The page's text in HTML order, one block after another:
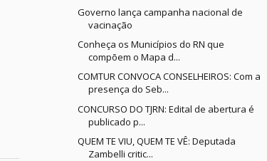
Governo lança campanha nacional de
vacinação
Conheça os Municípios do RN que
compõem o Mapa d...
COMTUR CONVOCA CONSELHEIROS: Com a
presença do Seb...
CONCURSO DO TJRN: Edital de abertura é
publicado p...
QUEM TE VIU, QUEM TE VÊ: Deputada
Zambelli critic...